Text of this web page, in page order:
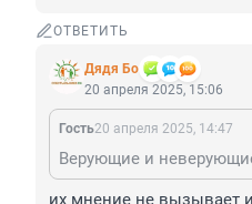
ОТВЕТИТЬ
Дядя Бо
20 апреля 2025, 15:06
Гость20 апреля 2025, 14:47
их мнение не вызывает